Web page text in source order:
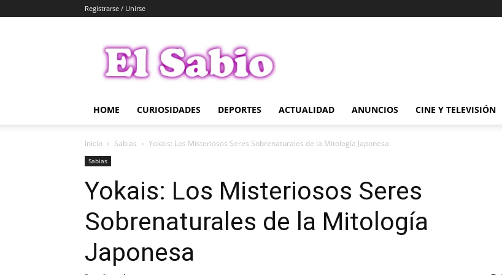
Registrarse / Unirse
Sabio
HOME CURIOSIDADES DEPORTES ACTUALIDAD ANUNCIOS CINE Y TELEVISIÓN
Inicio Sabias Yokais: Los Misteriosos Seres Sobrenaturales de la Mitología Japonesa
Sabias
Yokais: Los Misteriosos Seres
Sobrenaturales de la Mitología
Japonesa